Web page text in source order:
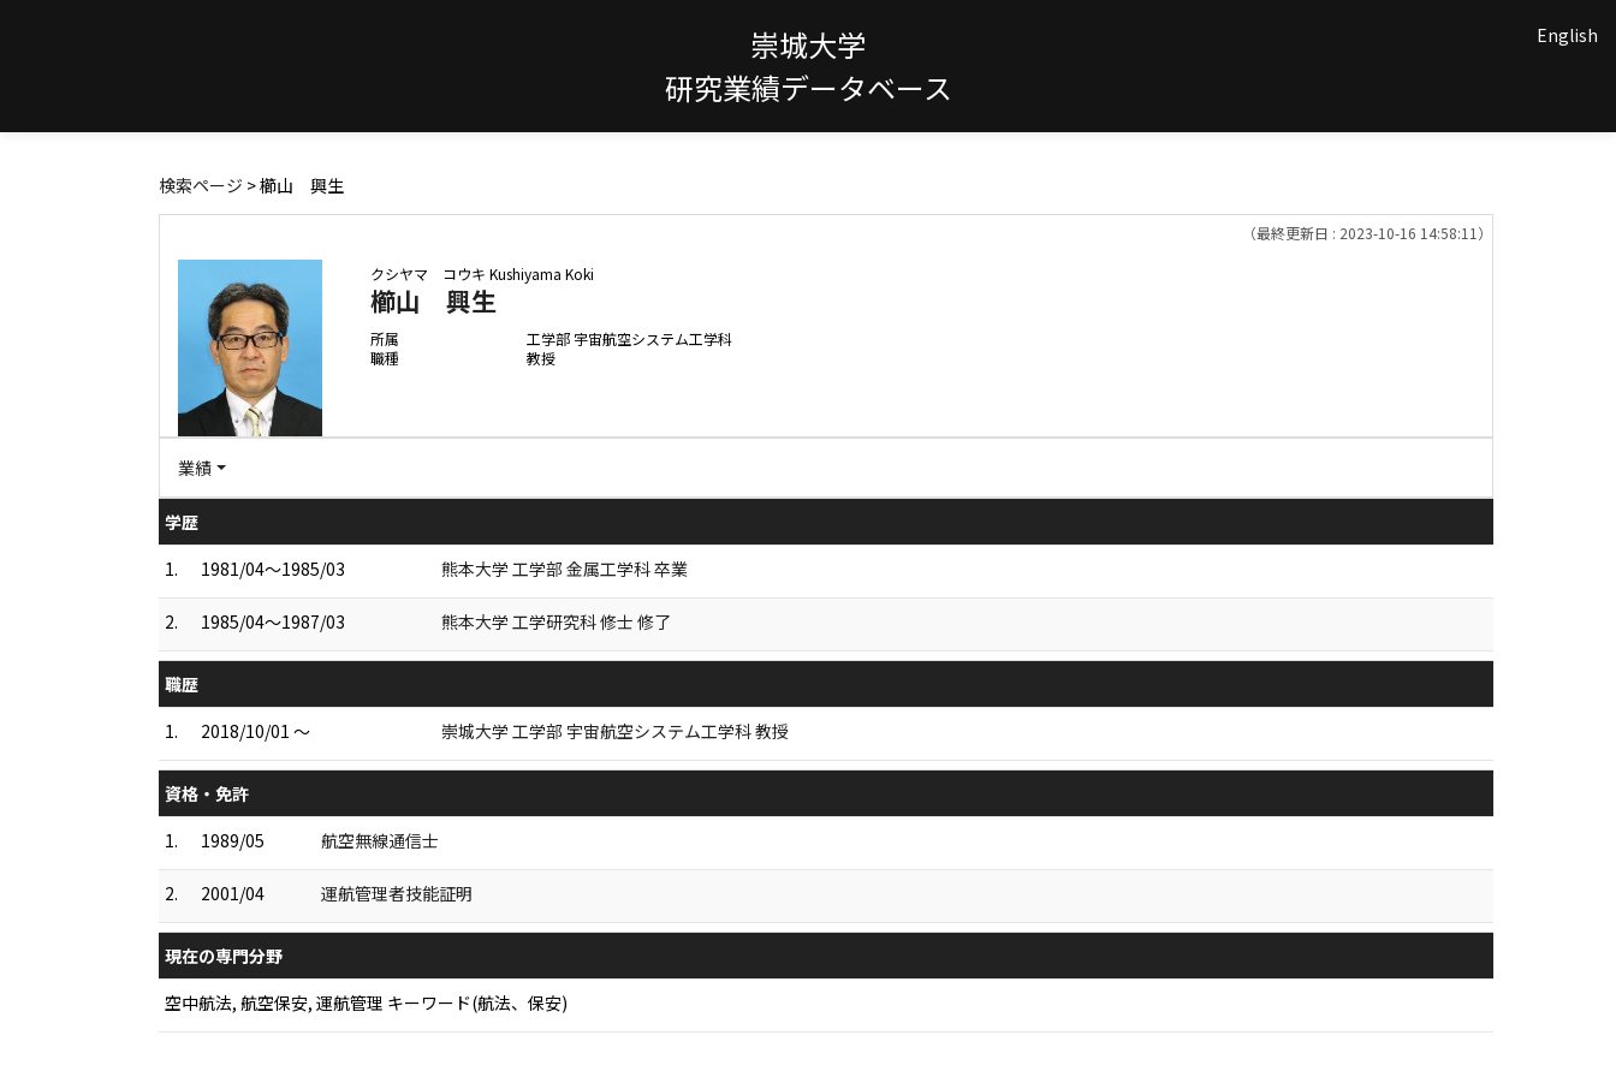
崇城大学
研究業績データベース
English
検索ページ > 櫛山 興生
（最終更新日 : 2023-10-16 14:58:11）
クシヤマ コウキ Kushiyama Koki
櫛山 興生
所属
工学部 宇宙航空システム工学科
職種
教授
業績
学歴
1.
1981/04～1985/03 熊本大学 工学部 金属工学科 卒業
2. 1985/04～1987/03 熊本大学 工学研究科 修士 修了
職歴
1.
2018/10/01 ～ 崇城大学 工学部 宇宙航空システム工学科 教授
資格・免許
1.
1989/05 航空無線通信士
2. 2001/04 運航管理者技能証明
現在の専門分野
空中航法, 航空保安, 運航管理 キーワード(航法、保安)